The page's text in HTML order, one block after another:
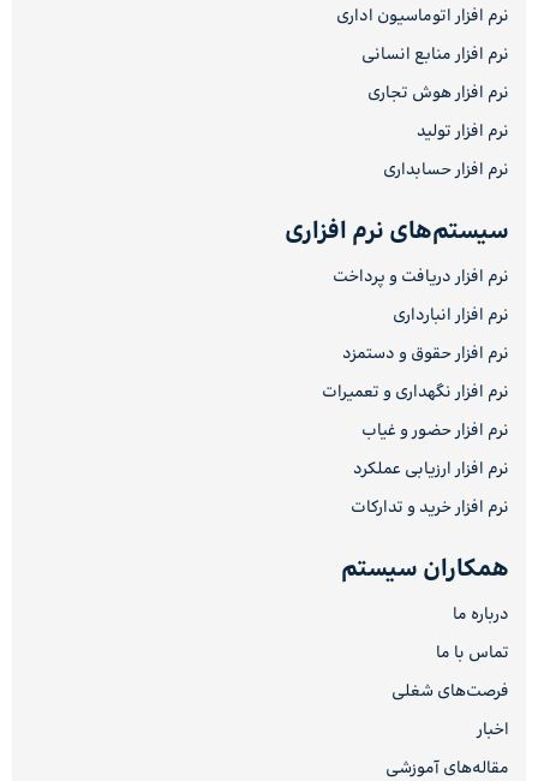
نرم افزار اتوماسیون اداری
نرم افزار منابع انسانی
نرم افزار هوش تجاری
نرم افزار تولید
نرم افزار حسابداری
سیستم‌های نرم افزاری
نرم افزار دریافت و پرداخت
نرم افزار انبارداری
نرم افزار حقوق و دستمزد
نرم افزار نگهداری و تعمیرات
نرم افزار حضور و غیاب
نرم افزار ارزیابی عملکرد
نرم افزار خرید و تدارکات
همکاران سیستم
درباره ما
تماس با ما
فرصت‌های شغلی
اخبار
مقاله‌های آموزشی